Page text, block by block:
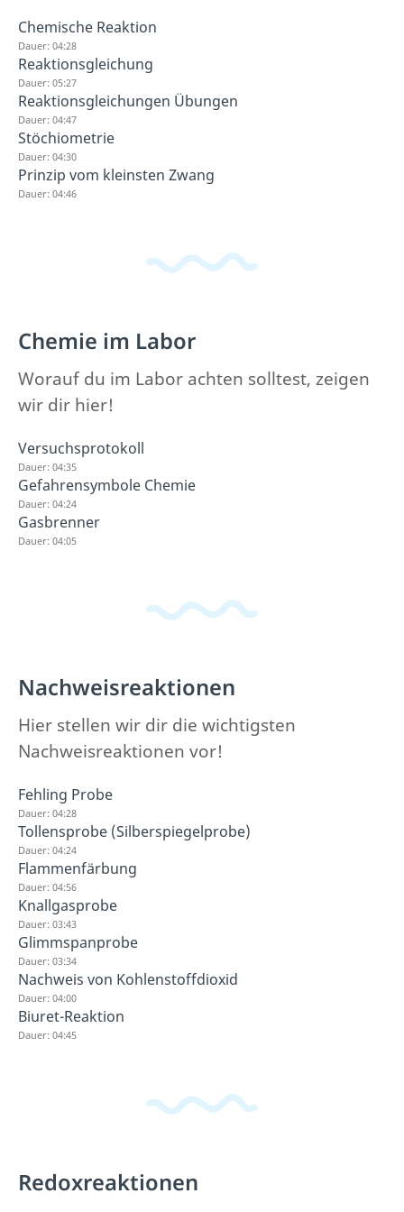
Chemische Reaktion
Dauer: 04:28
Reaktionsgleichung
Dauer: 05:27
Reaktionsgleichungen Übungen
Dauer: 04:47
Stöchiometrie
Dauer: 04:30
Prinzip vom kleinsten Zwang
Dauer: 04:46
Chemie im Labor
Worauf du im Labor achten solltest, zeigen
wir dir hier!
Versuchsprotokoll
Dauer: 04:35
Gefahrensymbole Chemie
Dauer: 04:24
Gasbrenner
Dauer: 04:05
Nachweisreaktionen
Hier stellen wir dir die wichtigsten
Nachweisreaktionen vor!
Fehling Probe
Dauer: 04:28
Tollensprobe (Silberspiegelprobe)
Dauer: 04:24
Flammenfärbung
Dauer: 04:56
Knallgasprobe
Dauer: 03:43
Glimmspanprobe
Dauer: 03:34
Nachweis von Kohlenstoffdioxid
Dauer: 04:00
Biuret-Reaktion
Dauer: 04:45
Redoxreaktionen